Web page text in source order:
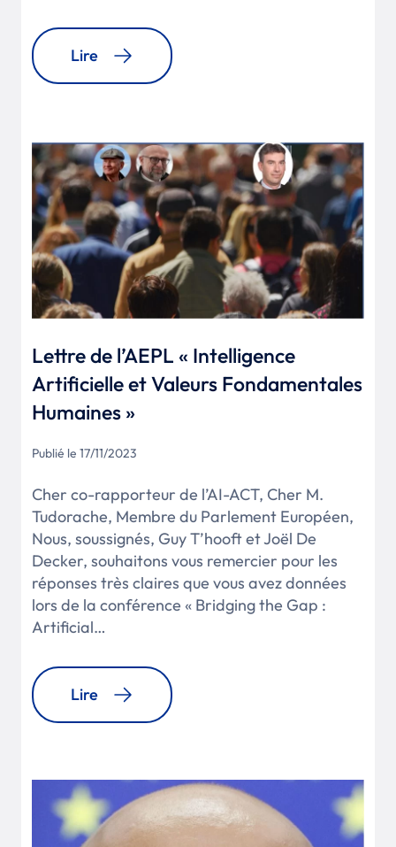
Lire
Lettre de l’AEPL « Intelligence
Artificielle et Valeurs Fondamentales
Humaines »
Publié le 17/11/2023
Cher co-rapporteur de l’AI-ACT, Cher M.
Tudorache, Membre du Parlement Européen,
Nous, soussignés, Guy T’hooft et Joël De
Decker, souhaitons vous remercier pour les
réponses très claires que vous avez données
lors de la conférence « Bridging the Gap :
Artificial…
Lire